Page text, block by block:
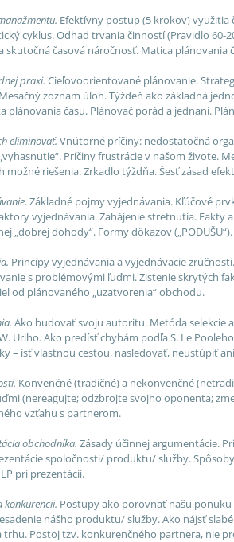
Efektívny postup (5 krokov) využitia
cyklus. Odhad trvania činností (Pravidlo 60-
skutočná časová náročnosť. Matica plánovania
praxi. Cieľovoorientované plánovanie.
zoznam úloh. Týždeň ako základná
plánovania času. Plánovač porád a jednaní.
eliminovať. Vnútorné príčiny: nedostatočná
Príčiny frustrácie v našom živote.
možné riešenia. Zrkadlo týždňa. Šesť zásad
. Základné pojmy vyjednávania. Kľúčové
vyjednávania. Zahájenie stretnutia.
„dobrej dohody“. Formy dôkazov („PODUŠU“).
Princípy vyjednávania a vyjednávacie
s problémovými ľuďmi. Zistenie skrytých
od plánovaného „uzatvorenia“ obchodu.
Ako budovať svoju autoritu. Metóda selekcie
Uriho. Ako predísť chybám podľa S. Le
– ísť vlastnou cestou, nasledovať, neustúpiť
Konvenčné (tradičné) a nekonvenčné
(nereagujte; odzbrojte svojho oponenta;
vzťahu s partnerom.
obchodníka. Zásady účinnej argumentácie.
spoločnosti/ produktu/ služby.
pri prezentácii.
konkurencii. Postupy ako porovnať našu
nášho produktu/ služby. Ako nájsť
trhu. Postoj tzv. konkurenčného partnera, nie